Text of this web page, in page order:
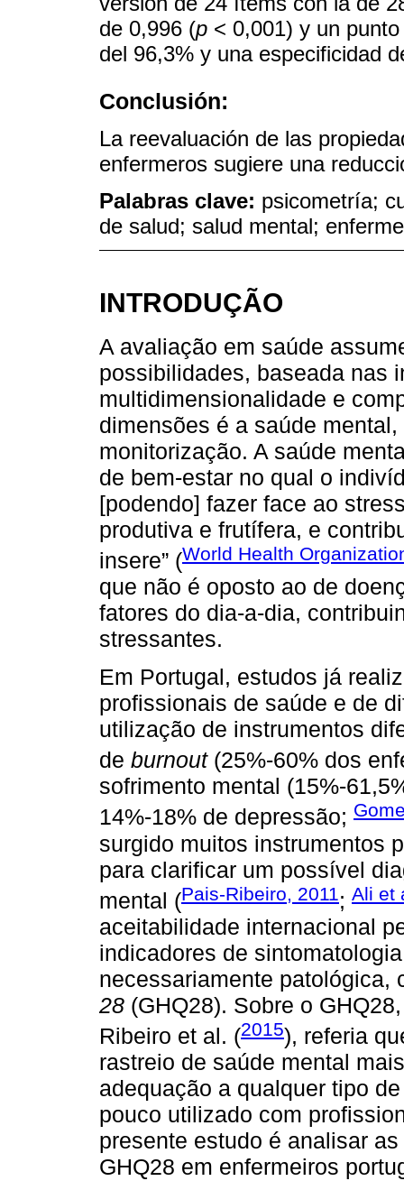
de 0,996 (p < 0,001) y un
del 96,3% y una especificidad
Conclusión:
La reevaluación de las
enfermeros sugiere una
Palabras clave: psicometría;
de salud; salud mental;
INTRODUÇÃO
A avaliação em saúde
possibilidades, baseada nas
multidimensionalidade e
dimensões é a saúde
monitorização. A saúde
de bem-estar no qual o
[podendo] fazer face ao
produtiva e frutífera, e
insere” (World Health
que não é oposto ao de
fatores do dia-a-dia,
stressantes.
Em Portugal, estudos já
profissionais de saúde e de
utilização de instrumentos
de burnout(25%-60% dos
sofrimento mental (15%-
14%-18% de depressão;
surgido muitos instrumentos
para clarificar um possível
mental (Pais-Ribeiro, 2011; Ali et
aceitabilidade internacional
indicadores de
necessariamente patológica,
28 (GHQ28). Sobre o
Ribeiro et al. (2015), referia
rastreio de saúde mental
adequação a qualquer tipo
pouco utilizado com
presente estudo é analisar
GHQ28 em enfermeiros